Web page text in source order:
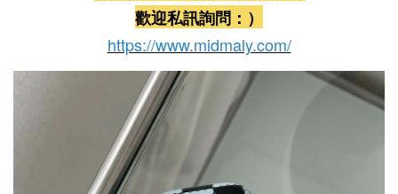
歡迎私訊詢問：）
https://www.midmaly.com/